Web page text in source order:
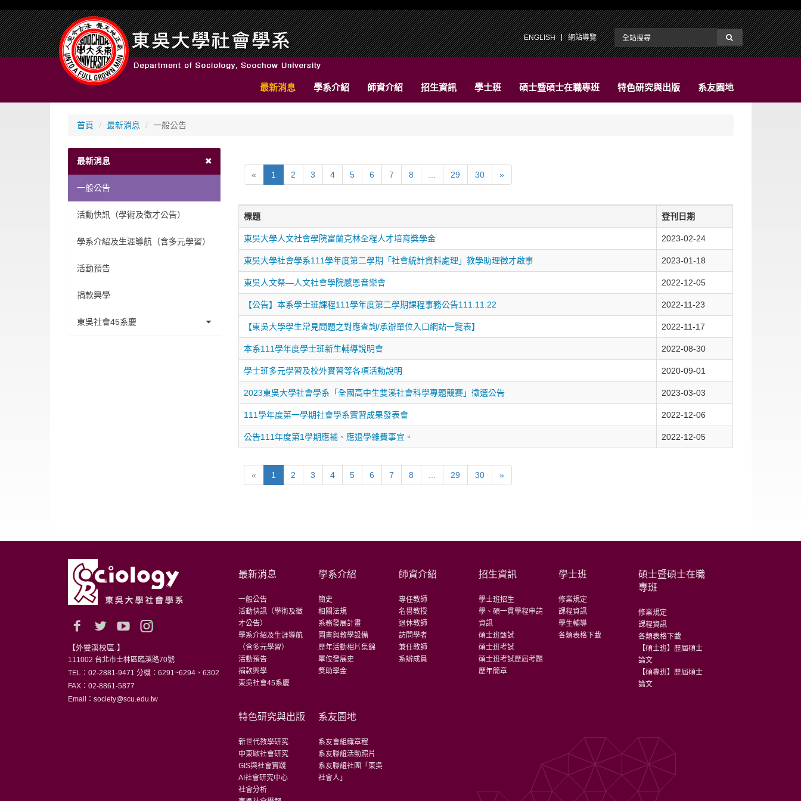
ENGLISH 網站導覽
最新消息 學系介紹 師資介紹 招生資訊 學士班 碩士暨碩士在職專班 特色研究與出版 系友園地
首頁 最新消息 一般公告
最新消息
一般公告
活動快訊（學術及徵才公告）
學系介紹及生涯導航（含多元學習）
活動預告
捐款興學
東吳社會45系慶
« 1 2 3 4 5 6 7 8 29 30 »
標題 登刊日期
東吳大學人文社會學院富蘭克林全程人才培育獎學金 2023-02-24
東吳大學社會學系111學年度第二學期「社會統計資料處理」教學助理徵才啟事 2023-01-18
東吳人文祭—人文社會學院感恩音樂會 2022-12-05
【公告】本系學士班課程111學年度第二學期課程事務公告111.11.22 2022-11-23
【東吳大學學生常見問題之對應查詢/承辦單位入口網站一覽表】 2022-11-17
本系111學年度學士班新生輔導說明會 2022-08-30
學士班多元學習及校外實習等各項活動說明 2020-09-01
2023東吳大學社會學系「全國高中生雙溪社會科學專題競賽」徵選公告 2023-03-03
111學年度第一學期社會學系實習成果發表會 2022-12-06
公告111年度第1學期應補、應退學雜費事宜。 2022-12-05
« 1 2 3 4 5 6 7 8 29 30 »
【外雙溪校區.】
111002 台北市士林區臨溪路70號
TEL：02-2881-9471 分機：6291~6294、6302
FAX：02-8861-5877
Email：society@scu.edu.tw
最新消息
一般公告
活動快訊（學術及徵
才公告）
學系介紹及生涯導航
（含多元學習）
活動預告
捐款興學
東吳社會45系慶
學系介紹
簡史
相關法規
系務發展計畫
圖書與教學設備
歷年活動相片集錦
單位發展史
獎助學金
師資介紹
專任教師
名譽教授
退休教師
訪問學者
兼任教師
系辦成員
招生資訊
學士班招生
學、碩一貫學程申請
資訊
碩士班甄試
碩士班考試
碩士班考試歷屆考題
歷年簡章
學士班
修業規定
課程資訊
學生輔導
各類表格下載
碩士暨碩士在職
專班
修業規定
課程資訊
各類表格下載
【碩士班】歷屆碩士
論文
【碩專班】歷屆碩士
論文
特色研究與出版
新世代教學研究
中東歐社會研究
GIS與社會實踐
AI社會研究中心
社會分析
系友園地
系友會組織章程
系友聯誼活動照片
系友聯誼社團「東吳
社會人」